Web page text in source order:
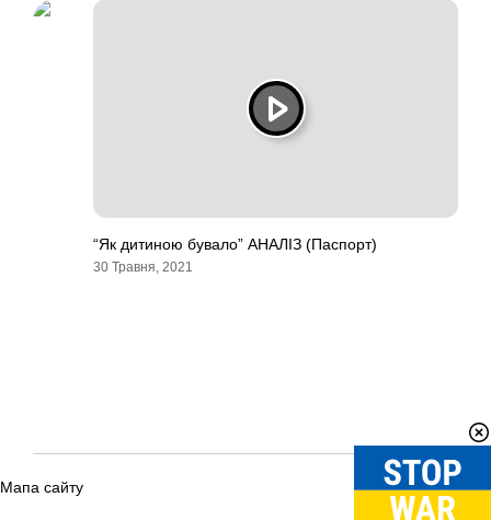
“Як дитиною бувало” АНАЛІЗ (Паспорт)
30 Травня, 2021
Мапа сайту